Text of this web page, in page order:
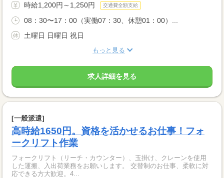
時給1,200円～1,250円 交通費全額支給
08：30〜17：00（実働07：30、休憩01：00）...
土曜日 日曜日 祝日
もっと見る
求人詳細を見る
[一般派遣]
高時給1650円。資格を活かせるお仕事！フォ
ークリフト作業
フォークリフト（リーチ・カウンター）、玉掛け、クレーンを使用
した運搬、入出荷業務をお願いします。 交替制のお仕事、柔軟に対
応できる方大歓迎。4...